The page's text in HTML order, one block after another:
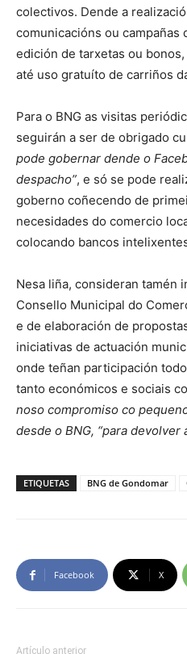
colectivos. Dende a
comunicacións ou campañas
edición de tarxetas ou
até uso gratuíto de carriños
Para o BNG as visitas
seguirán a ser de obrigado
pode gobernar dende o
despacho”, e só se pode
goberno coñecendo de
necesidades do comercio
colocando bancos
Nesa liña, consideran tamén
Consello Municipal do
e de elaboración de
iniciativas de actuación
onde teñan participación
tanto económicos e sociais
noso compromiso co
desde o BNG, “para devolver
ETIQUETAS BNG de Gondomar
Facebook X
Artículo anterior